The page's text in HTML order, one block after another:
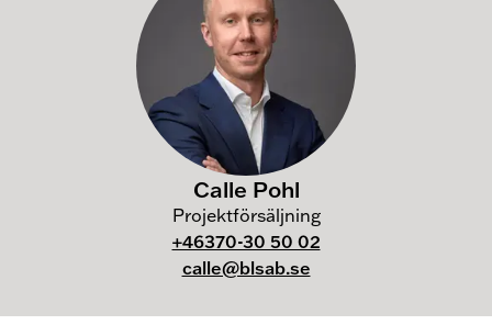
Calle Pohl
Projektförsäljning
+46370-30 50 02
calle@blsab.se